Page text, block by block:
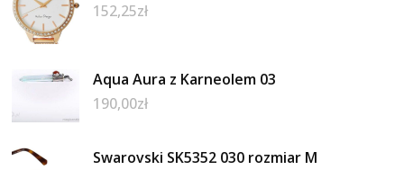
152,25zł
Aqua Aura z Karneolem 03
190,00zł
Swarovski SK5352 030 rozmiar M